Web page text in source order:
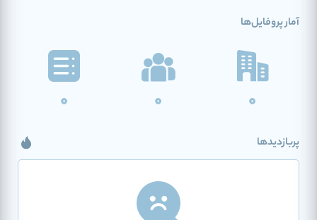
آمار پروفایل‌ها
0
0
0
پربازدیدها